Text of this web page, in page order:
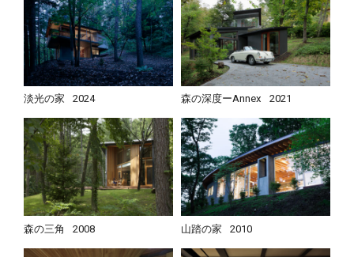
淡光の家 2024 森の深度ーAnnex 2021
森の三角 2008 山踏の家 2010